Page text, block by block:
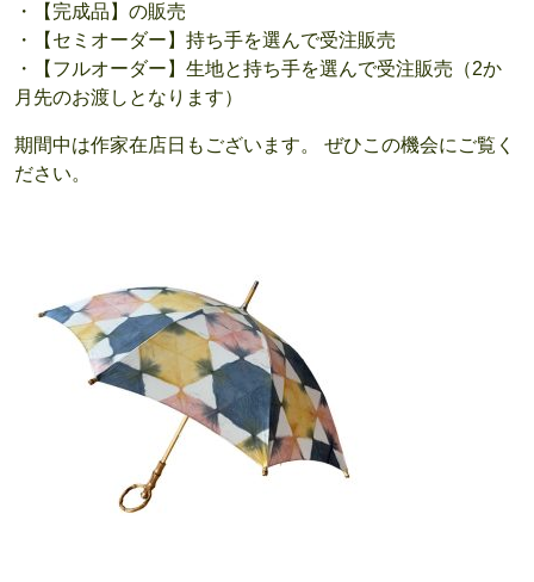
・【完成品】の販売
・【セミオーダー】持ち手を選んで受注販売
・【フルオーダー】生地と持ち手を選んで受注販売（2か
月先のお渡しとなります）
期間中は作家在店日もございます。 ぜひこの機会にご覧く
ださい。